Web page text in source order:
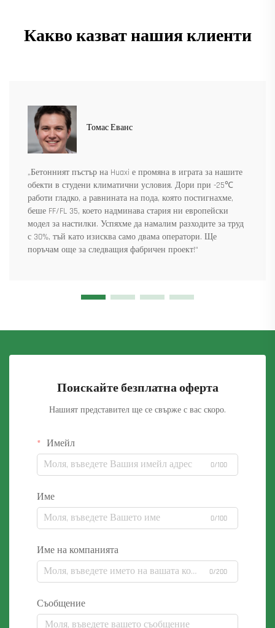
Какво казват нашия клиенти
Томас Еванс
„Бетонният пъстър на Huaxi е промяна в играта за нашите
обекти в студени климатични условия. Дори при -25℃
работи гладко, а равнината на пода, която постигнахме,
беше FF/FL 35, което надминава стария ни европейски
модел за настилки. Успяхме да намалим разходите за труд
с 30%, тъй като изисква само двама оператори. Ще
поръчам още за следващия фабричен проект!“
Поискайте безплатна оферта
Нашият представител ще се свърже с вас скоро.
Имейл
0/100
Име
0/100
Име на компанията
0/200
Съобщение